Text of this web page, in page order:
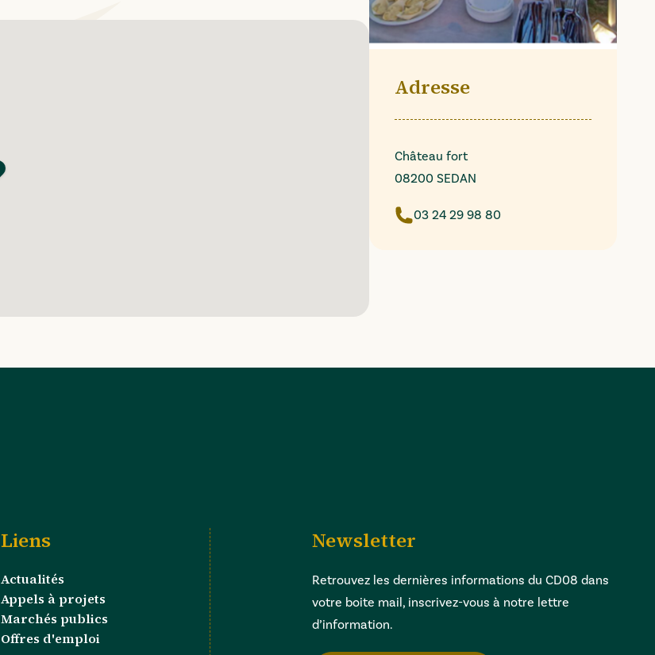
Adresse
Château fort
08200 SEDAN
03 24 29 98 80
Liens
Actualités
Appels à projets
Marchés publics
Offres d'emploi
Newsletter
Retrouvez les dernières informations du CD08 dans
votre boite mail, inscrivez-vous à notre lettre
d’information.